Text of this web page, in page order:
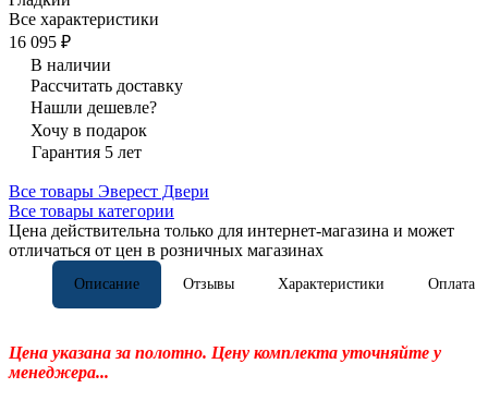
Все характеристики
16 095 ₽
В наличии
Рассчитать доставку
Нашли дешевле?
Хочу в подарок
Гарантия 5 лет
Все товары Эверест Двери
Все товары категории
Цена действительна только для интернет-магазина и может
отличаться от цен в розничных магазинах
Описание Отзывы Характеристики Оплата
Цена указана за полотно. Цену комплекта уточняйте у
менеджера...